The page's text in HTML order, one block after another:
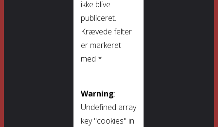
ikke blive
publiceret.
Krævede felter
er markeret
med *
Warning:
Undefined array
key "cookies" in